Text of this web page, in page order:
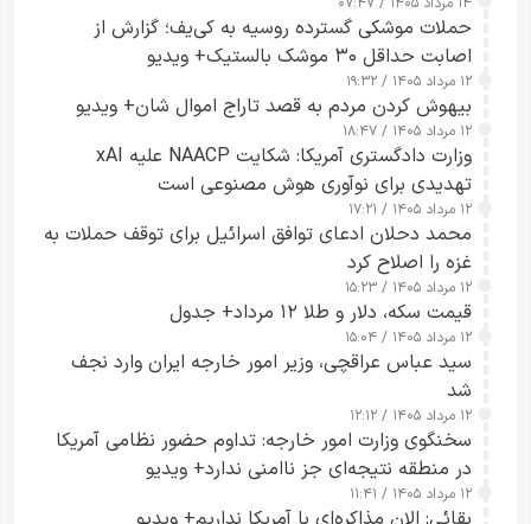
حملات موشکی گسترده روسیه به کی‌یف؛ گزارش از
اصابت حداقل ۳۰ موشک بالستیک+ ویدیو
۱۲ مرداد ۱۴۰۵ / ۱۹:۳۲
بیهوش کردن مردم به قصد تاراج اموال شان+ ویدیو
۱۲ مرداد ۱۴۰۵ / ۱۸:۴۷
وزارت دادگستری آمریکا: شکایت NAACP علیه xAI
تهدیدی برای نوآوری هوش مصنوعی است
۱۲ مرداد ۱۴۰۵ / ۱۷:۲۱
محمد دحلان ادعای توافق اسرائیل برای توقف حملات به
غزه را اصلاح کرد
۱۲ مرداد ۱۴۰۵ / ۱۵:۲۳
قیمت سکه، دلار و طلا ۱۲ مرداد+ جدول
۱۲ مرداد ۱۴۰۵ / ۱۵:۰۴
سید عباس عراقچی، وزیر امور خارجه ایران وارد نجف
شد
۱۲ مرداد ۱۴۰۵ / ۱۲:۱۲
سخنگوی وزارت امور خارجه: تداوم حضور نظامی آمریکا
در منطقه نتیجه‌ای جز ناامنی ندارد+ ویدیو
۱۲ مرداد ۱۴۰۵ / ۱۱:۴۱